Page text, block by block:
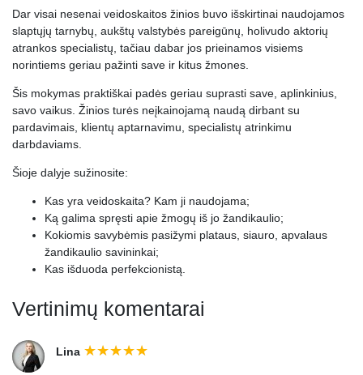
Dar visai nesenai veidoskaitos žinios buvo išskirtinai naudojamos
slaptųjų tarnybų, aukštų valstybės pareigūnų, holivudo aktorių
atrankos specialistų, tačiau dabar jos prieinamos visiems
norintiems geriau pažinti save ir kitus žmones.
Šis mokymas praktiškai padės geriau suprasti save, aplinkinius,
savo vaikus. Žinios turės neįkainojamą naudą dirbant su
pardavimais, klientų aptarnavimu, specialistų atrinkimu
darbdaviams.
Šioje dalyje sužinosite:
Kas yra veidoskaita? Kam ji naudojama;
Ką galima spręsti apie žmogų iš jo žandikaulio;
Kokiomis savybėmis pasižymi plataus, siauro, apvalaus
žandikaulio savininkai;
Kas išduoda perfekcionistą.
Vertinimų komentarai
Lina